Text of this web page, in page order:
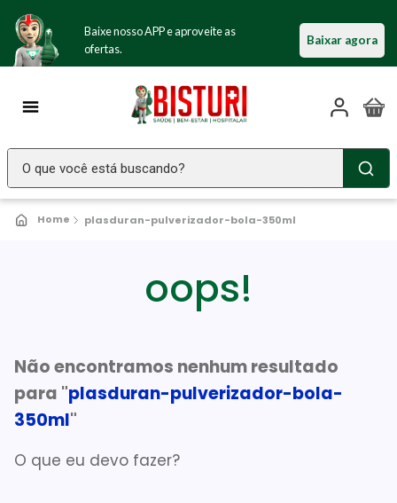
Baixe nosso APP e aproveite as
ofertas.
Baixar agora
O que você está buscando?
plasduran-pulverizador-bola-350ml
oops!
Não encontramos nenhum resultado
para "plasduran-pulverizador-bola-
350ml"
O que eu devo fazer?
5º Absorvente Geriatrico
6º Estetoscopio Littmann
7º Aparelho Pressão
8º Gaze Esteril